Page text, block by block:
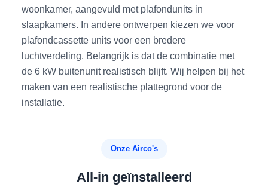
woonkamer, aangevuld met plafondunits in
slaapkamers. In andere ontwerpen kiezen we voor
plafondcassette units voor een bredere
luchtverdeling. Belangrijk is dat de combinatie met
de 6 kW buitenunit realistisch blijft. Wij helpen bij het
maken van een realistische plattegrond voor de
installatie.
Onze Airco's
All-in geïnstalleerd